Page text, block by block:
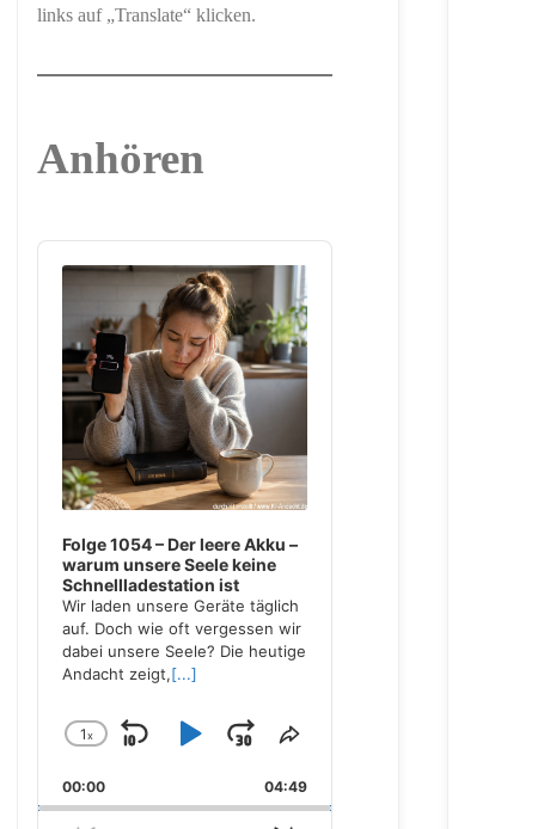
links auf „Translate“ klicken.
Anhören
Audio
Player
Folge 1054 – Der leere Akku –
warum unsere Seele keine
Schnellladestation ist
Wir laden unsere Geräte täglich
auf. Doch wie oft vergessen wir
dabei unsere Seele? Die heutige
Andacht zeigt,[...]
Change
Rate
1x
Skip
Backward
Play
Pause
Jump
Forward
Share
Episode
00:00 04:49